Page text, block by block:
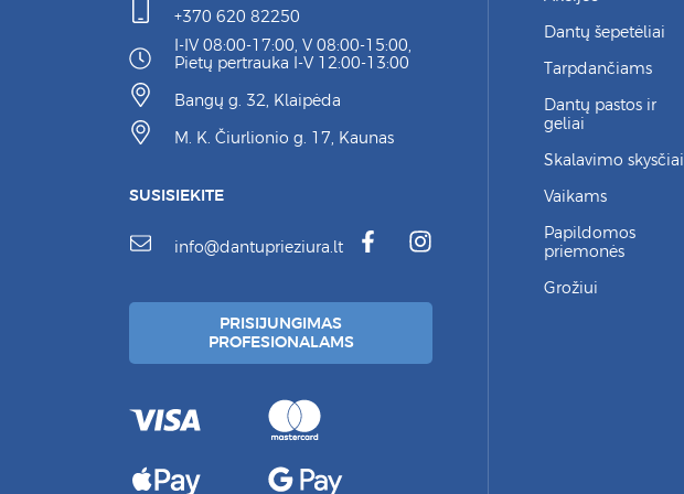
+370 620 82250
I-IV 08:00-17:00, V 08:00-15:00,
Pietų pertrauka I-V 12:00-13:00
Bangų g. 32, Klaipėda
M. K. Čiurlionio g. 17, Kaunas
SUSISIEKITE
info@dantuprieziura.lt
PRISIJUNGIMAS
PROFESIONALAMS
Dantų šepetėliai
Tarpdančiams
Dantų pastos ir
geliai
Skalavimo skysčiai
Vaikams
Papildomos
priemonės
Grožiui